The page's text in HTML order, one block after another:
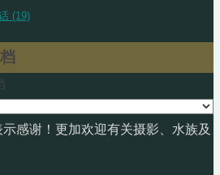
(19)
示感谢！更加欢迎有关摄影、水族及